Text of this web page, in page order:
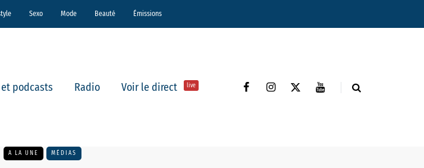
Sexo Mode Beauté Émissions
et podcasts Radio Voir le direct live
A LA UNE MÉDIAS